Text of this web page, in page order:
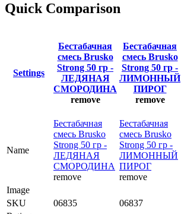
Quick Comparison
Settings
Бестабачная
смесь Brusko
Strong 50 гр -
ЛЕДЯНАЯ
СМОРОДИНА
remove
Бестабачная
смесь Brusko
Strong 50 гр -
ЛИМОННЫЙ
ПИРОГ
remove
Name
Бестабачная
смесь Brusko
Strong 50 гр -
ЛЕДЯНАЯ
СМОРОДИНА
remove
Бестабачная
смесь Brusko
Strong 50 гр -
ЛИМОННЫЙ
ПИРОГ
remove
Image
SKU
06835 06837